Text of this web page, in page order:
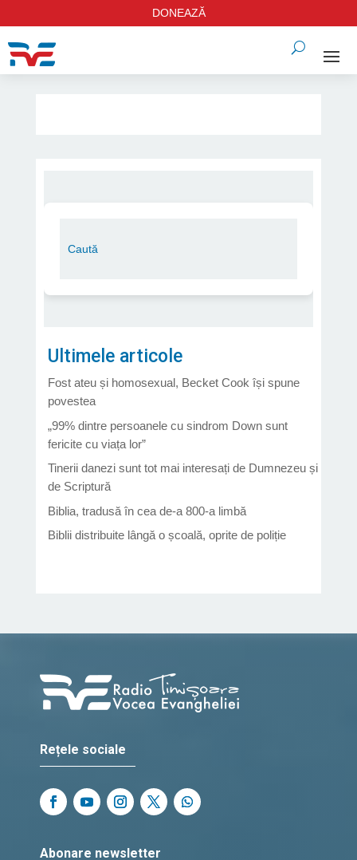
DONEAZĂ
Ultimele articole
Fost ateu și homosexual, Becket Cook își spune
povestea
„99% dintre persoanele cu sindrom Down sunt
fericite cu viața lor”
Tinerii danezi sunt tot mai interesați de Dumnezeu și
de Scriptură
Biblia, tradusă în cea de-a 800-a limbă
Biblii distribuite lângă o școală, oprite de poliție
Rețele sociale
Abonare newsletter